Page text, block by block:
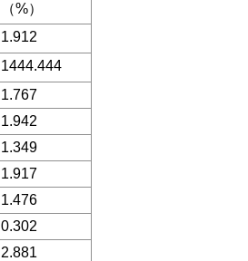
（%）
1.912
1444.444
1.767
1.942
1.349
1.917
1.476
0.302
2.881